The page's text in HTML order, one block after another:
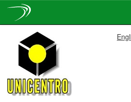
navigation